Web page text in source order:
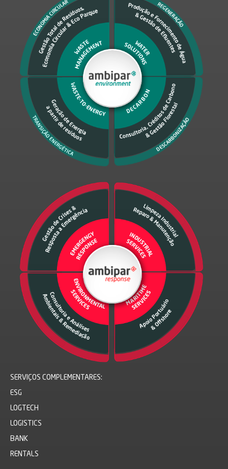
SERVIÇOS COMPLEMENTARES:
ESG
LOGTECH
LOGISTICS
BANK
RENTALS